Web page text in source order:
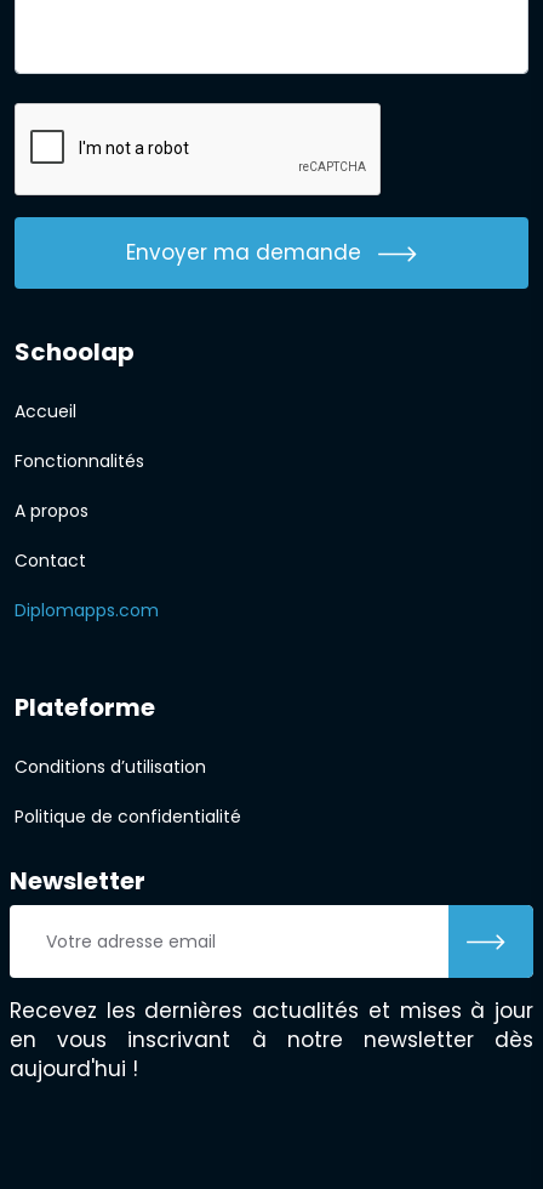
Envoyer ma demande
Schoolap
Accueil
Fonctionnalités
A propos
Contact
Diplomapps.com
Plateforme
Conditions d’utilisation
Politique de confidentialité
Newsletter
Recevez les dernières actualités et mises à jour
en vous inscrivant à notre newsletter dès
aujourd'hui !